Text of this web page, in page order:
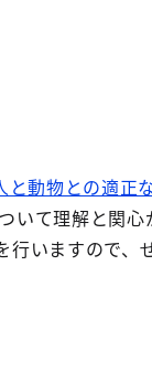
動物との適正
いて理解と関
いますので、